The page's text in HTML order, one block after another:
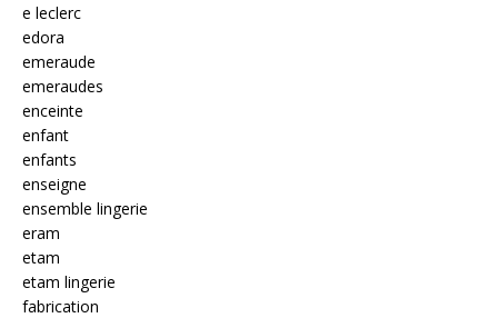
e leclerc
edora
emeraude
emeraudes
enceinte
enfant
enfants
enseigne
ensemble lingerie
eram
etam
etam lingerie
fabrication